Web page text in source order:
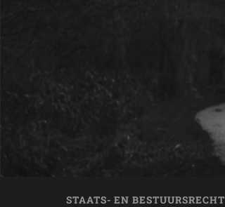
STAATS- EN BESTUURSRECHT